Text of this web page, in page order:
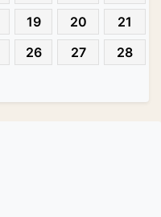
19 20
21
26 27
28